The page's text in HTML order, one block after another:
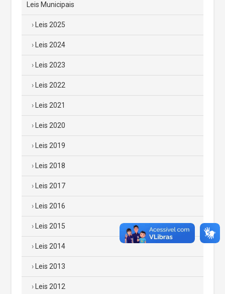
Leis Municipais
Leis 2025
Leis 2024
Leis 2023
Leis 2022
Leis 2021
Leis 2020
Leis 2019
Leis 2018
Leis 2017
Leis 2016
Leis 2015
Leis 2014
Leis 2013
Leis 2012